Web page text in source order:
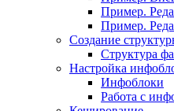
Пример.
Пример.
Создание
Структура
Настройка
Инфоблоки
Работа с